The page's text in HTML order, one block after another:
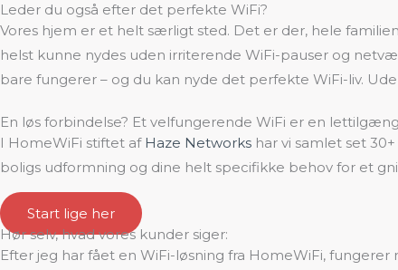
Leder du også efter det perfekte WiFi?
Vores hjem er et helt særligt sted. Det er der, hele
helst kunne nydes uden irriterende WiFi-pauser og
bare fungerer – og du kan nyde det perfekte WiFi-liv.
En løs forbindelse? Et velfungerende WiFi er en
I HomeWiFi stiftet af Haze Networks har vi samlet set
boligs udformning og dine helt specifikke behov for et
Start lige her
Hør selv, hvad vores kunder siger:
Efter jeg har fået en WiFi-løsning fra HomeWiFi,